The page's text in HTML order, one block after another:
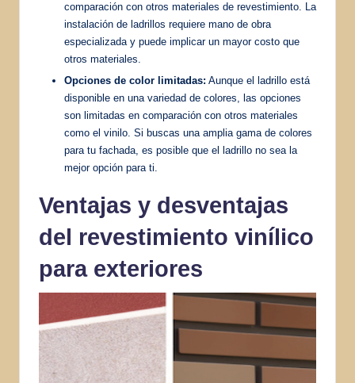
comparación con otros materiales de revestimiento. La
instalación de ladrillos requiere mano de obra
especializada y puede implicar un mayor costo que
otros materiales.
Opciones de color limitadas: Aunque el ladrillo está
disponible en una variedad de colores, las opciones
son limitadas en comparación con otros materiales
como el vinilo. Si buscas una amplia gama de colores
para tu fachada, es posible que el ladrillo no sea la
mejor opción para ti.
Ventajas y desventajas
del revestimiento vinílico
para exteriores